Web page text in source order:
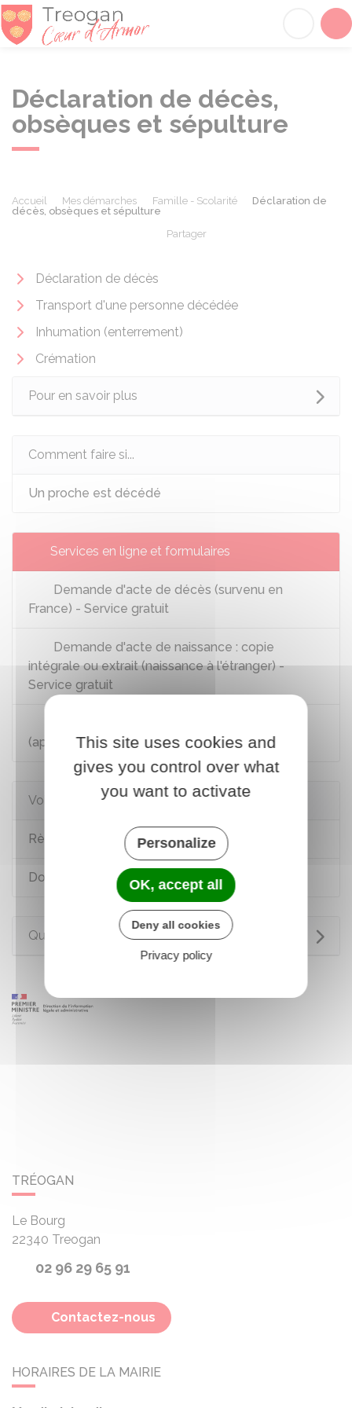
Déclaration de décès,
obsèques et sépulture
Accueil Mes démarches Famille - Scolarité
Déclaration de
décès, obsèques et sépulture
Partager
Déclaration de décès
Transport d'une personne décédée
Inhumation (enterrement)
Crémation
Pour en savoir plus
Comment faire si...
Un proche est décédé
Services en ligne et formulaires
Demande d'acte de décès (survenu en
France) - Service gratuit
Demande d'acte de naissance : copie
intégrale ou extrait (naissance à l'étranger) -
Service gratuit
(après disparition)
Voir aussi
Règlement d'une succession
Don d'organe : prélèvement lors du décès
Questions ? Réponses !
TRÉOGAN
Le Bourg
22340 Treogan
02 96 29 65 91
Contactez-nous
HORAIRES DE LA MAIRIE
This site uses cookies and
gives you control over what
you want to activate
Personalize
OK, accept all
Deny all cookies
Privacy policy